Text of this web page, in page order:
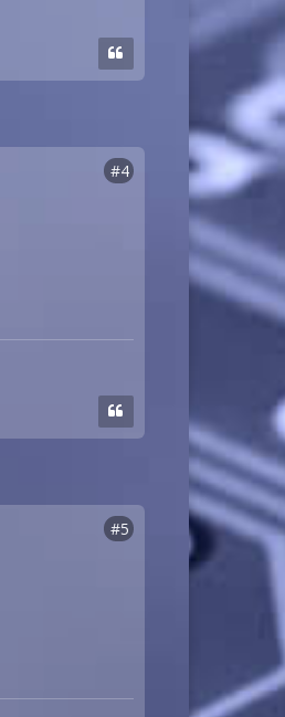
#4
#5